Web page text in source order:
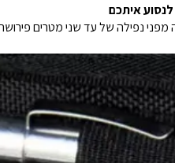
נפילה של עד שני מטרים